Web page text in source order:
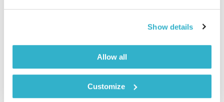
Show details
Allow all
Customize
הביאה שירים, הוא יגיב עם שירים שלו בנחישות